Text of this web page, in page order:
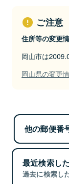
ご注意
住所等の変更
岡山市は
岡山県の変更
他の郵便番
最近検索し
過去に検索し